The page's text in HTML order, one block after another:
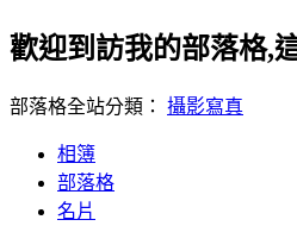
歡迎到訪我的部落格,
部落格全站分類： 攝影寫真
相簿
部落格
名片